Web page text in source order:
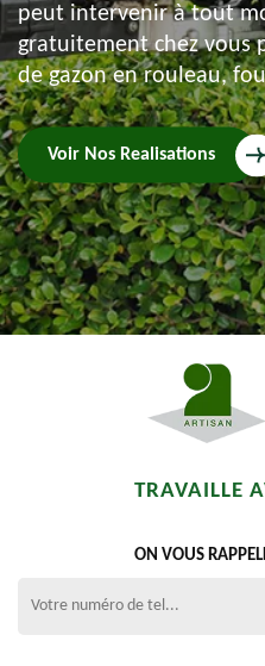
peut intervenir à tout
gratuitement chez vous
de gazon en rouleau,
Voir Nos Realisations
TRAVAILLE
ON VOUS